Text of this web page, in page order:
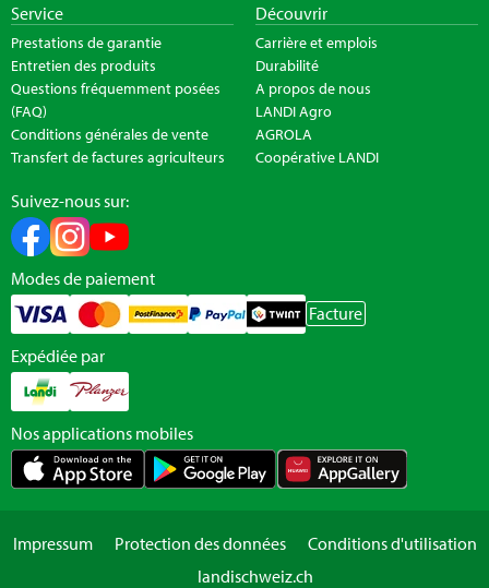
Service
Prestations de garantie
Entretien des produits
Questions fréquemment posées
(FAQ)
Conditions générales de vente
Transfert de factures agriculteurs
Découvrir
Carrière et emplois
Durabilité
A propos de nous
LANDI Agro
AGROLA
Coopérative LANDI
Suivez-nous sur:
Modes de paiement
Facture
Expédiée par
Nos applications mobiles
Impressum Protection des données
Conditions d'utilisation
landischweiz.ch